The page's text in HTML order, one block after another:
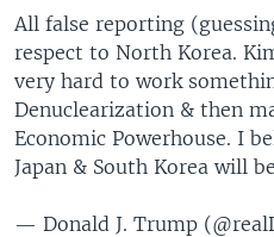
All false reporting
respect to North Korea.
very hard to work
Denuclearization & then
Economic Powerhouse. I
Japan & South Korea will
— Donald J. Trump